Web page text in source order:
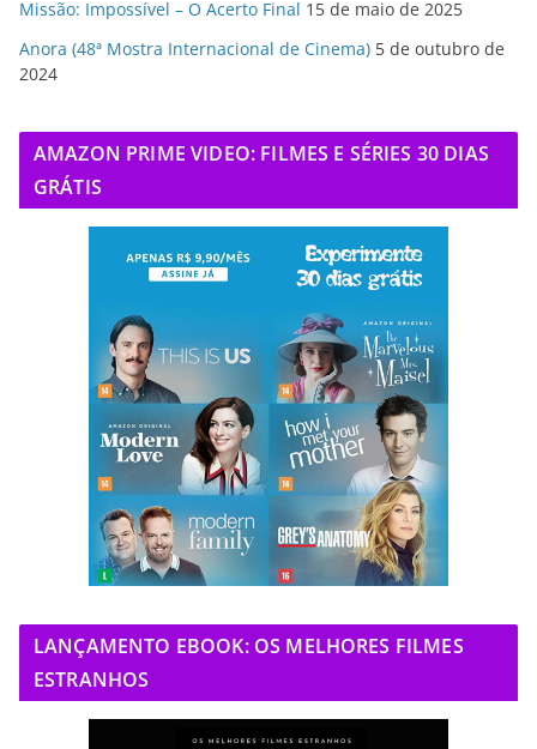
Missão: Impossível – O Acerto Final 15 de maio de 2025
Anora (48ª Mostra Internacional de Cinema) 5 de outubro de
2024
AMAZON PRIME VIDEO: FILMES E SÉRIES 30 DIAS
GRÁTIS
LANÇAMENTO EBOOK: OS MELHORES FILMES
ESTRANHOS